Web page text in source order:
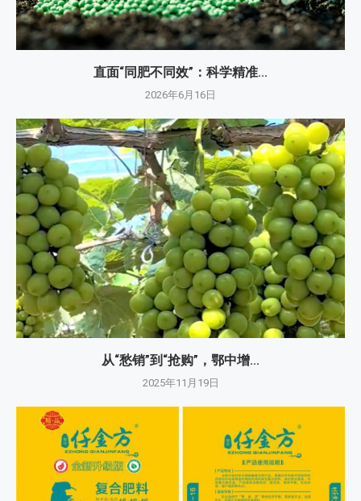
直面“同肥不同效”：科学精准...
2026年6月16日
从“愁销”到“抢购”，鄂中增...
2025年11月19日